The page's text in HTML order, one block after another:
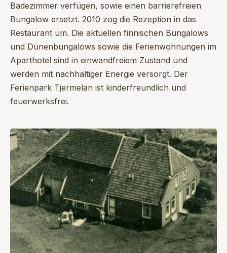
Badezimmer verfügen, sowie einen barrierefreien
Bungalow ersetzt. 2010 zog die Rezeption in das
Restaurant um. Die aktuellen finnischen Bungalows
und Dünenbungalows sowie die Ferienwohnungen im
Aparthotel sind in einwandfreiem Zustand und
werden mit nachhaltiger Energie versorgt. Der
Ferienpark Tjermelan ist kinderfreundlich und
feuerwerksfrei.